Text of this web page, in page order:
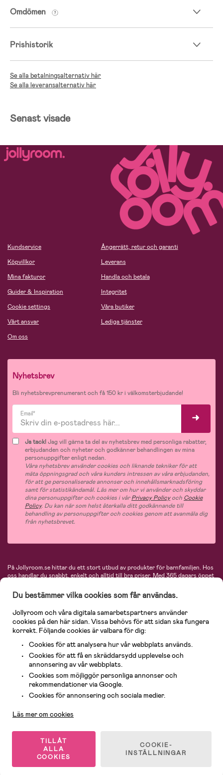
Omdömen
Prishistorik
Se alla betalningsalternativ här
Se alla leveransalternativ här
Senast visade
Kundservice
Köpvillkor
Mina fakturor
Guider & Inspiration
Cookie settings
Vårt ansvar
Om oss
Ångerrätt, retur och garanti
Leverans
Handla och betala
Integritet
Våra butiker
Lediga tjänster
Nyhetsbrev
Bli nyhetsbrevprenumerant och få 150 kr i välkomsterbjudande!
Email*
Ja tack!Jag vill gärna ta del av nyhetsbrev med personliga rabatter,
erbjudanden och nyheter och godkänner behandlingen av mina
personuppgifter enligt nedan.
Våra nyhetsbrev använder cookies och liknande tekniker för att
mäta öppningsgrad och våra kunders intressen av våra erbjudanden,
för att ge personaliserade annonser och innehållsmarknadsföring
samt för statistikändamål. Läs mer om hur vi använder och skyddar
dina personuppgifter och cookies i vårPrivacy Policyoch Cookie
Policy. Du kan när som helst återkalla ditt godkännande till
behandling av personuppgifter och cookies genom att avanmäla dig
från nyhetsbrevet.
På Jollyroom.se hittar du ett stort utbud av produkter för barnfamiljen. Hos
oss handlar du snabbt, enkelt och alltid till bra priser. Med 365 dagars öppet
hos oss. I vårt sortiment hittar du barnvagnar, bilstolar, kläder för barn och
baby, produkter för mamman, massor av inspirerande inredning, leksaker,
varumärken så som Britax, Maxi-Cosi, Baby Jogger, BabyBjörn, Didriksons,
KidKraft, Ergobaby, Philips Avent, Neonate, Cybex, LEGO och många fler.
Välkommen in och kika runt i Nordens största barn- och babybutik på nätet!
© 2026 Jollyroom AB. Alla rättigheter reserverade.
Du bestämmer vilka cookies som får användas.
Jollyroom och våra digitala samarbetspartners använder
cookies på den här sidan. Vissa behövs för att sidan ska fungera
korrekt. Följande cookies är valbara för dig:
Cookies för att analysera hur vår webbplats används.
Cookies för att få en skräddarsydd upplevelse och
annonsering av vår webbplats.
Cookies som möjliggör personliga annonser och
rekommendationer via Google.
Cookies för annonsering och sociala medier.
Läs mer om cookies
TILLÅT
ALLA
COOKIES
COOKIE-
INSTÄLLNINGAR